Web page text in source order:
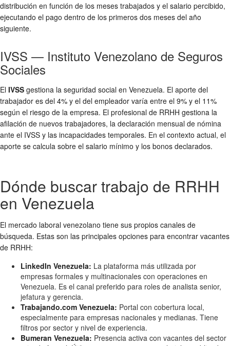
distribución en función de los meses trabajados y el salario percibido,
ejecutando el pago dentro de los primeros dos meses del año
siguiente.
IVSS — Instituto Venezolano de Seguros
Sociales
El IVSS gestiona la seguridad social en Venezuela. El aporte del
trabajador es del 4% y el del empleador varía entre el 9% y el 11%
según el riesgo de la empresa. El profesional de RRHH gestiona la
afilación de nuevos trabajadores, la declaración mensual de nómina
ante el IVSS y las incapacidades temporales. En el contexto actual, el
aporte se calcula sobre el salario mínimo y los bonos declarados.
Dónde buscar trabajo de RRHH
en Venezuela
El mercado laboral venezolano tiene sus propios canales de
búsqueda. Estas son las principales opciones para encontrar vacantes
de RRHH:
LinkedIn Venezuela: La plataforma más utilizada por
empresas formales y multinacionales con operaciones en
Venezuela. Es el canal preferido para roles de analista senior,
jefatura y gerencia.
Trabajando.com Venezuela: Portal con cobertura local,
especialmente para empresas nacionales y medianas. Tiene
filtros por sector y nivel de experiencia.
Bumeran Venezuela: Presencia activa con vacantes del sector